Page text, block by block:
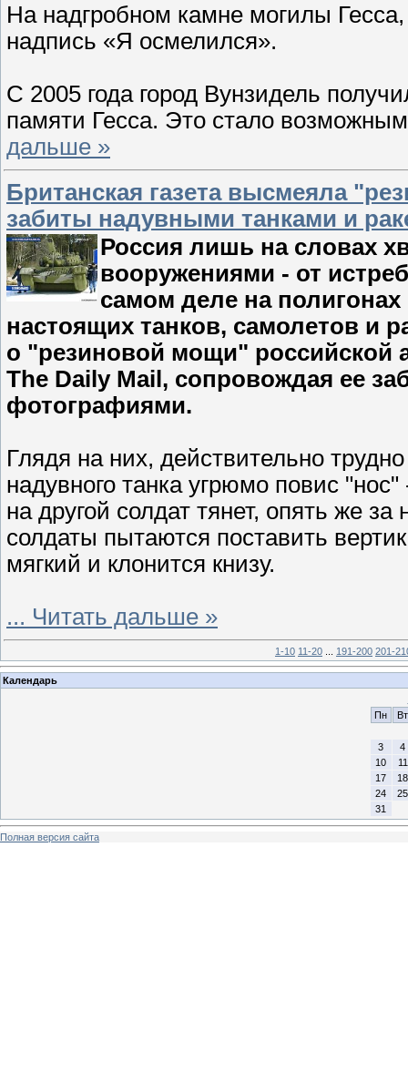
На надгробном камне могилы
надпись «Я осмелился».
С 2005 года город Вунзидель
памяти Гесса. Это стало
дальше »
Британская газета высмеяла
забиты надувными танками и
Россия лишь на словах
вооружениями - от
самом деле на
настоящих танков, самолетов и
о "резиновой мощи" российской
The Daily Mail, сопровождая ее
фотографиями.
Глядя на них, действительно
надувного танка угрюмо повис
на другой солдат тянет, опять же
солдаты пытаются поставить
мягкий и клонится книзу.
... Читать дальше »
1-10 11-20 191-200 201-
Календарь
Пн
Вт
3
4
10
11
17
18
24
25
31
Полная версия сайта